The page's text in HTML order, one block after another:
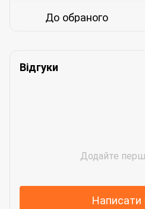
До обраного
Відгуки
Додайте
Написати